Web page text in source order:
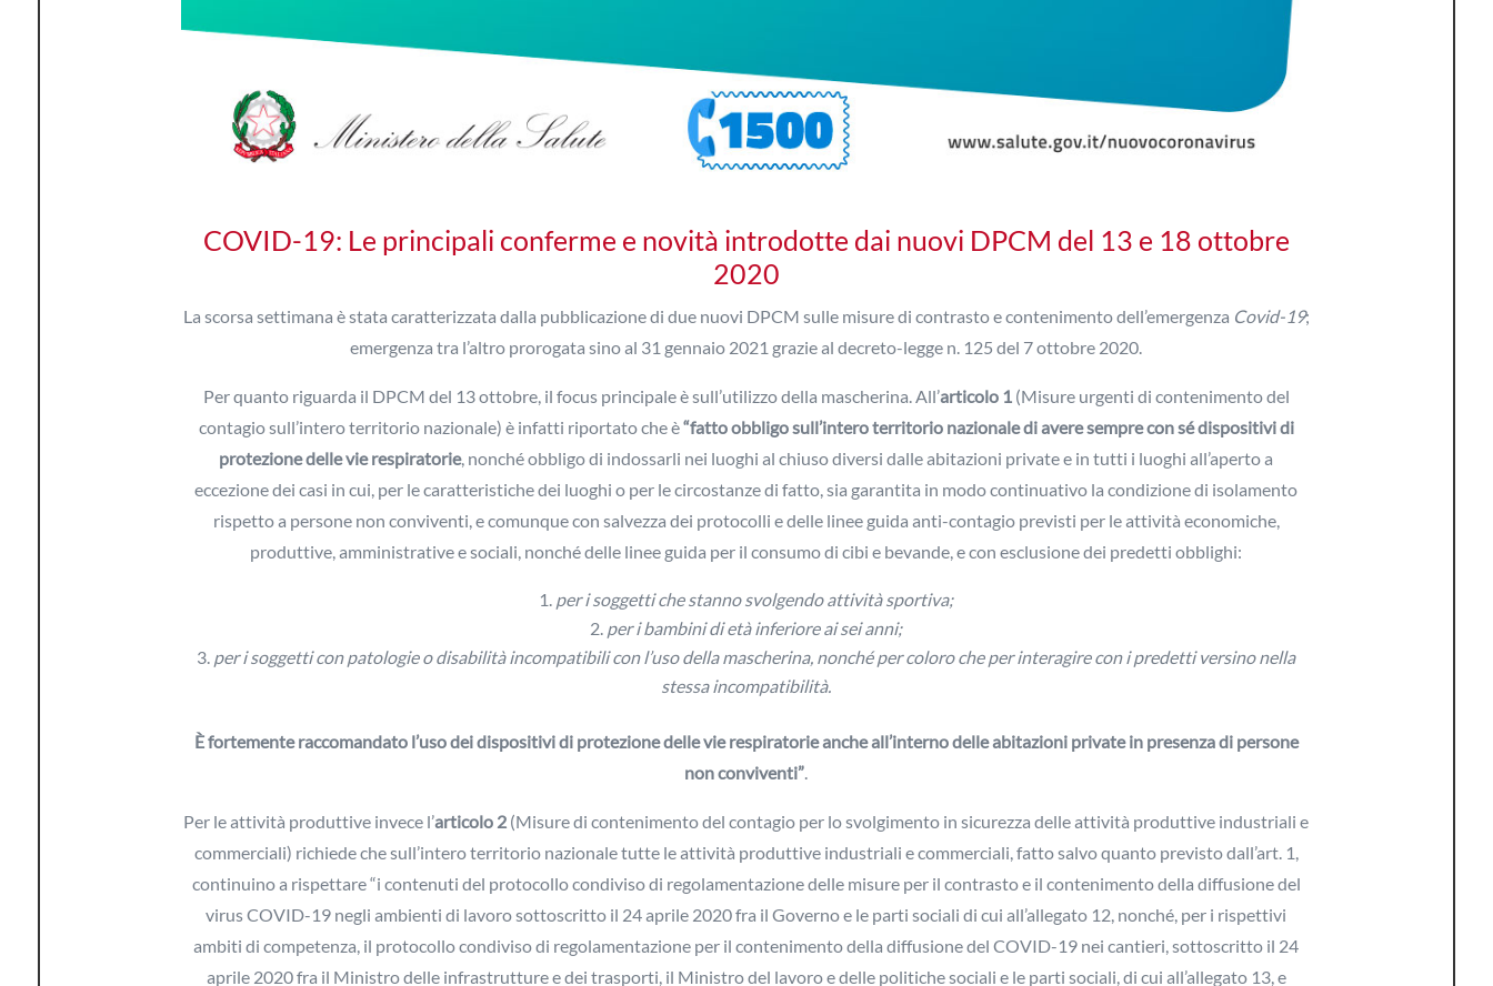
COVID-19: Le principali conferme e novità introdotte dai nuovi DPCM del 13 e 18 ottobre
2020
La scorsa settimana è stata caratterizzata dalla pubblicazione di due nuovi DPCM sulle misure di contrasto e contenimento dell’emergenza Covid-19;
emergenza tra l’altro prorogata sino al 31 gennaio 2021 grazie al decreto-legge n. 125 del 7 ottobre 2020.
Per quanto riguarda il DPCM del 13 ottobre, il focus principale è sull’utilizzo della mascherina. All’articolo 1(Misure urgenti di contenimento del
contagio sull’intero territorio nazionale) è infatti riportato che è“fatto obbligo sull’intero territorio nazionale di avere sempre con sé dispositivi di
protezione delle vie respiratorie, nonché obbligo di indossarli nei luoghi al chiuso diversi dalle abitazioni private e in tutti i luoghi all’aperto a
eccezione dei casi in cui, per le caratteristiche dei luoghi o per le circostanze di fatto, sia garantita in modo continuativo la condizione di isolamento
rispetto a persone non conviventi, e comunque con salvezza dei protocolli e delle linee guida anti-contagio previsti per le attività economiche,
produttive, amministrative e sociali, nonché delle linee guida per il consumo di cibi e bevande, e con esclusione dei predetti obblighi:
per i soggetti che stanno svolgendo attività sportiva;
per i bambini di età inferiore ai sei anni;
per i soggetti con patologie o disabilità incompatibili con l’uso della mascherina, nonché per coloro che per interagire con i predetti versino nella
stessa incompatibilità.
È fortemente raccomandato l’uso dei dispositivi di protezione delle vie respiratorie anche all’interno delle abitazioni private in presenza di persone
non conviventi”.
Per le attività produttive invece l’articolo 2 (Misure di contenimento del contagio per lo svolgimento in sicurezza delle attività produttive industriali e
commerciali) richiede che sull’intero territorio nazionale tutte le attività produttive industriali e commerciali, fatto salvo quanto previsto dall’art. 1,
continuino a rispettare “i contenuti del protocollo condiviso di regolamentazione delle misure per il contrasto e il contenimento della diffusione del
virus COVID-19 negli ambienti di lavoro sottoscritto il 24 aprile 2020 fra il Governo e le parti sociali di cui all’allegato 12, nonché, per i rispettivi
ambiti di competenza, il protocollo condiviso di regolamentazione per il contenimento della diffusione del COVID-19 nei cantieri, sottoscritto il 24
aprile 2020 fra il Ministro delle infrastrutture e dei trasporti, il Ministro del lavoro e delle politiche sociali e le parti sociali, di cui all’allegato 13, e